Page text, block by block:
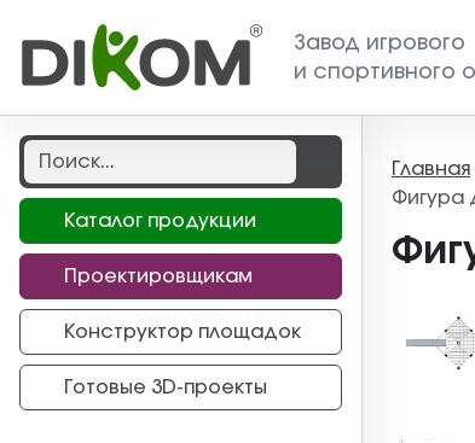
Завод игрового
и спортивного
Каталог продукции
Проектировщикам
Конструктор площадок
Готовые 3D-проекты
Главная
Фигура